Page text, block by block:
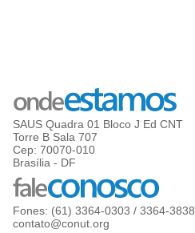
SAUS Quadra 01 Bloco J Ed CNT
Torre B Sala 707
Cep: 70070-010
Brasília - DF
Fones: (61) 3364-0303 / 3364-3838
contato@conut.org